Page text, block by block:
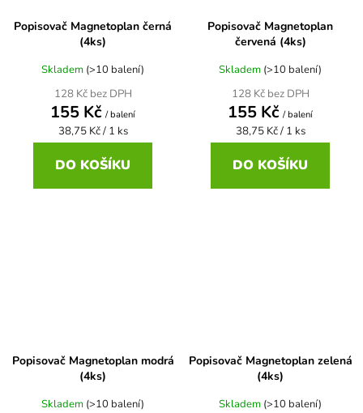
Popisovač Magnetoplan černá
(4ks)
Skladem (>10 balení)
128 Kč bez DPH
155 Kč / balení
Měrná
cena:
38,75 Kč / 1 ks
DO KOŠÍKU
Popisovač Magnetoplan
červená (4ks)
Skladem (>10 balení)
128 Kč bez DPH
155 Kč / balení
Měrná
cena:
38,75 Kč / 1 ks
DO KOŠÍKU
Popisovač Magnetoplan modrá
(4ks)
Skladem (>10 balení)
Popisovač Magnetoplan zelená
(4ks)
Skladem (>10 balení)